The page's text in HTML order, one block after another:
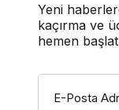
Yeni
kaçırma ve
hemen
E-Posta